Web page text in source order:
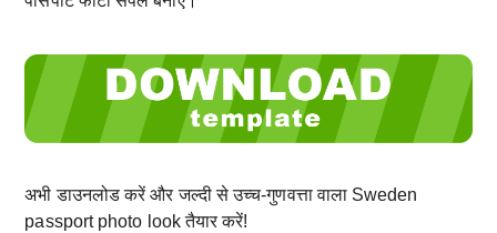
अभी डाउनलोड करें और जल्दी से उच्च-गुणवत्ता वाला Sweden
passport photo look तैयार करें!